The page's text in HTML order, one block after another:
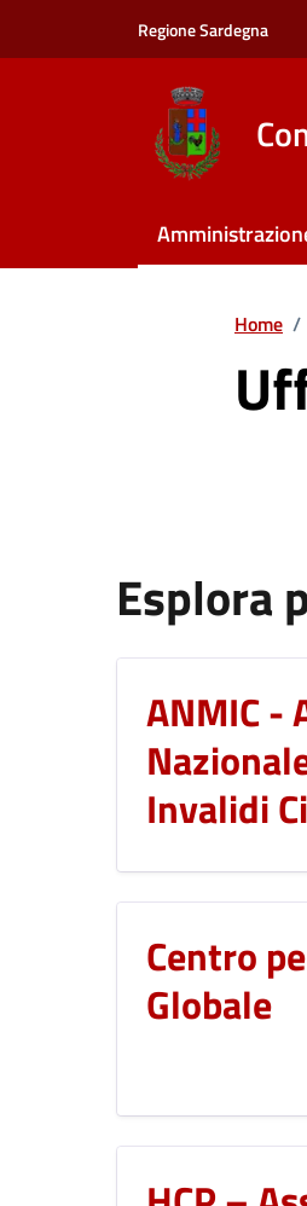
Regione Sardegna
Home /
Esplora
ANMIC -
Invalidi
Centro
Globale